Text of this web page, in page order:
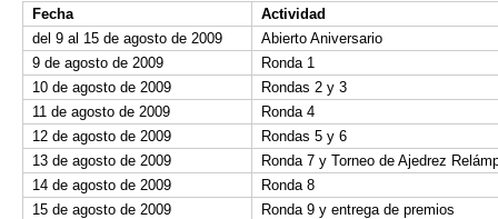
Fecha
Actividad
del 9 al 15 de agosto de 2009
Abierto Aniversario
9 de agosto de 2009
Ronda 1
10 de agosto de 2009
Rondas 2 y 3
11 de agosto de 2009
Ronda 4
12 de agosto de 2009
Rondas 5 y 6
13 de agosto de 2009
Ronda 7 y Torneo de Ajedrez
14 de agosto de 2009
Ronda 8
15 de agosto de 2009
Ronda 9 y entrega de premios